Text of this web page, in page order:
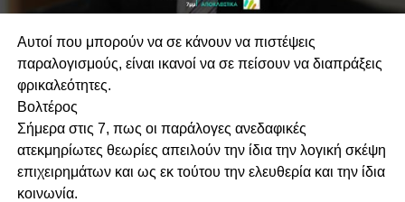
Αυτοί που μπορούν να σε κάνουν να πιστέψεις
παραλογισμούς, είναι ικανοί να σε πείσουν να διαπράξεις
φρικαλεότητες.
Βολτέρος
Σήμερα στις 7, πως οι παράλογες ανεδαφικές
ατεκμηρίωτες θεωρίες απειλούν την ίδια την λογική σκέψη
επιχειρημάτων και ως εκ τούτου την ελευθερία και την ίδια
κοινωνία.